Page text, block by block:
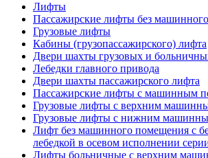
Лифты
Пассажирские лифты без
Грузовые лифты
Кабины (грузопассажирского) лифта
Двери шахты грузовых и
Лебедки главного привода
Двери шахты пассажирского лифта
Пассажирские лифты с машинным
Грузовые лифты с верхним
Грузовые лифты с нижним
Лифт без машинного помещения с
лебедкой в осевом исполнении
Лифты больничные с верхним